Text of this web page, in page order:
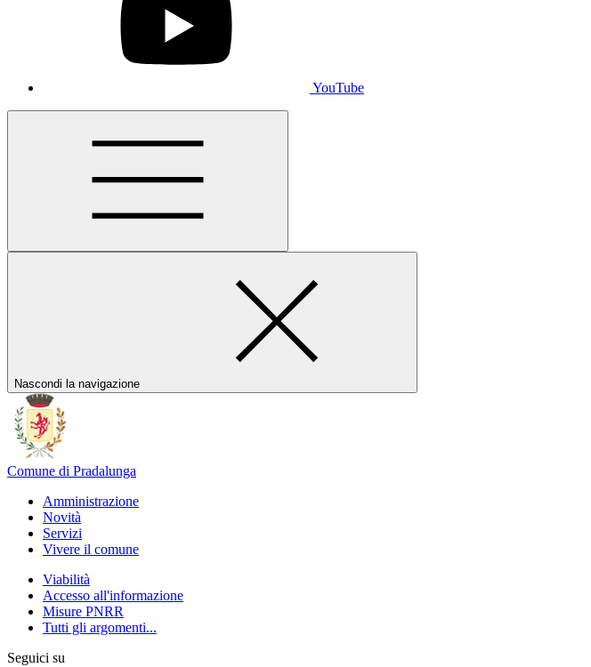
YouTube
Nascondi la navigazione
Comune di Pradalunga
Amministrazione
Novità
Servizi
Vivere il comune
Viabilità
Accesso all'informazione
Misure PNRR
Tutti gli argomenti...
Seguici su